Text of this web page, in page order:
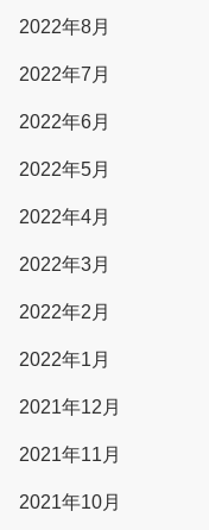
2022年8月
2022年7月
2022年6月
2022年5月
2022年4月
2022年3月
2022年2月
2022年1月
2021年12月
2021年11月
2021年10月